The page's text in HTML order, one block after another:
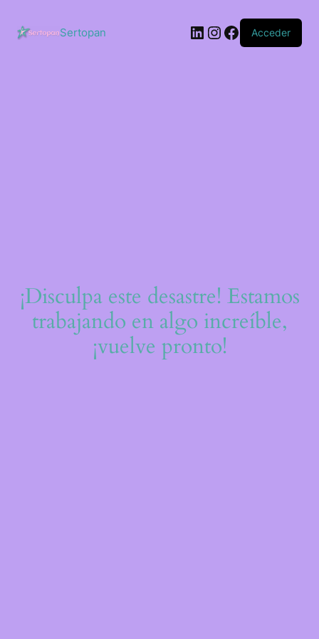
contenido
Sertopan LinkedIn
Instagram
Facebook
Acceder
¡Disculpa este desastre! Estamos
trabajando en algo increíble,
¡vuelve pronto!